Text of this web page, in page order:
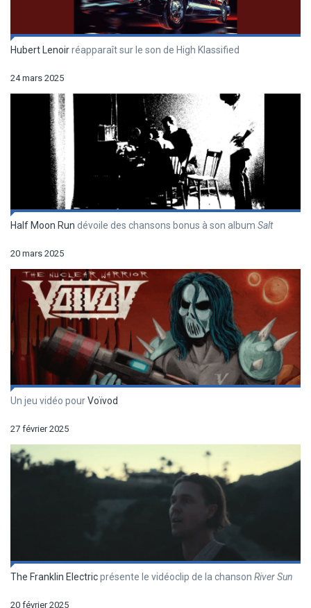
Hubert Lenoirréapparaît sur le son de High Klassified
24 mars 2025
Half Moon Run dévoile des chansons bonus à son album Salt
20 mars 2025
Un jeu vidéo pourVoïvod
27 février 2025
The Franklin Electricprésente le vidéoclip de la chanson River Sun
20 février 2025